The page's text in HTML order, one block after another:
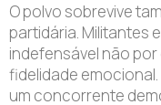
O polvo sobrevive
partidária. Militantes
indefensável não
fidelidade
um concorrente